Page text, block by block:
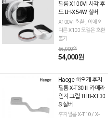
필름 X100VI 사각 후
드 LH-X54W 실버
X100VI 호환 , 이에 외
다른 X100 모델은 호환
불가
56,000원
54,000원
Haoge 하오게 후지
필름 X-T30 III 카메라
엄지 그립 THB-XT30
S 실버
후지필름 X-T10 / X-